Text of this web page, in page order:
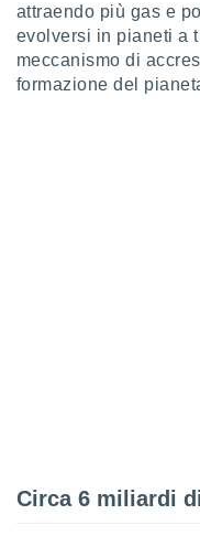
degli
dei
il
attraendo più gas e
evolversi in pianeti a
meccanismo di
formazione del
Circa 6 miliardi